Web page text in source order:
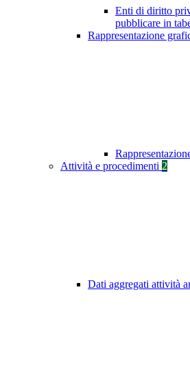
Enti di diritto
pubblicare in
Rappresentazione
Attività e procedimenti 2
Dati aggregati attività